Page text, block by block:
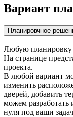
Вариант
Планировчное
Любую планировку
На странице
проекта.
В любой вариант
изменить
дверей, добавить
можем
нуля под ваши